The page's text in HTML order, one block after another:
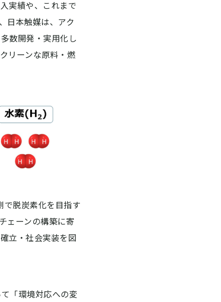
実績や、これまで
日本触媒は、アク
数開発・実用化し
リーンな原料・燃
脱炭素化を目指す
ェーンの構築に寄
立・社会実装を図
「環境対応への変